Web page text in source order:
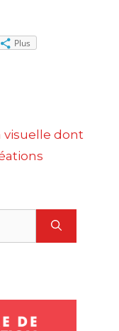
Plus
visuelle dont